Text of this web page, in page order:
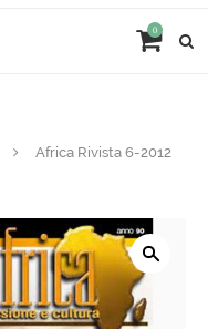
0
Africa Rivista 6-2012